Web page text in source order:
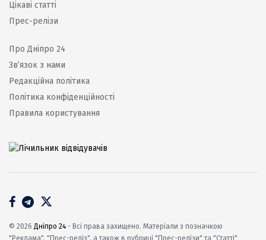
Цікаві статті
Прес-релізи
Про Дніпро 24
Зв’язок з нами
Редакційна політика
Політика конфіденційності
Правила користування
© 2026 Дніпро 24 - Всі права захищено. Матеріали з позначкою
"Реклама", "Прес-реліз", а також в рубриці "Прес-релізи" та "Статті"